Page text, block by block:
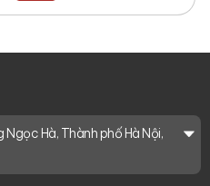
Hà, Thành phố Hà Nội,